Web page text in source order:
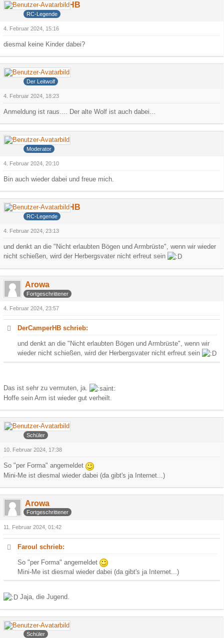
DerCamperHB
RC-Legende
4. Februar 2024, 15:16
diesmal keine Kinder dabei?
Grauer Wolf
Der Leitwolf
4. Februar 2024, 18:23
Anmeldung ist raus.... Der alte Wolf ist auch dabei...
Meanevil
Moderator
4. Februar 2024, 20:10
Bin auch wieder dabei und freue mich.
DerCamperHB
RC-Legende
4. Februar 2024, 23:13
und denkt an die "Nicht erlaubten Bögen und Armbrüste", wenn wir wieder
nicht schießen, wird der Herbergsvater nicht erfreut sein
Arowa
Fortgeschrittener
4. Februar 2024, 23:57
DerCamperHB schrieb:
und denkt an die "Nicht erlaubten Bögen und Armbrüste", wenn wir
wieder nicht schießen, wird der Herbergsvater nicht erfreut sein
Das ist sehr zu vermuten, ja.
Hoffe sein Arm ist wieder gut verheilt.
Faroul
Schüler
10. Februar 2024, 17:38
So "per Forma" angemeldet
Mini-Me ist diesmal wieder dabei (da gibt's ja Internet...)
Arowa
Fortgeschrittener
11. Februar 2024, 01:42
Faroul schrieb:
So "per Forma" angemeldet
Mini-Me ist diesmal wieder dabei (da gibt's ja Internet...)
Jaja, die Jugend.
KillerMasi
Schüler